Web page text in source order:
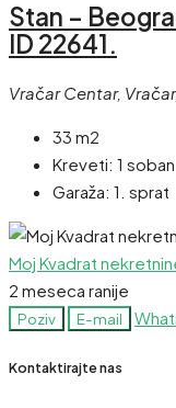
Stan –
ID 22641.
Vračar Centar,
33 m2
Kreveti: 1 soban
Garaža: 1. sprat
Moj Kvadrat
2 meseca ranije
Poziv E-mail
Kontaktirajte nas